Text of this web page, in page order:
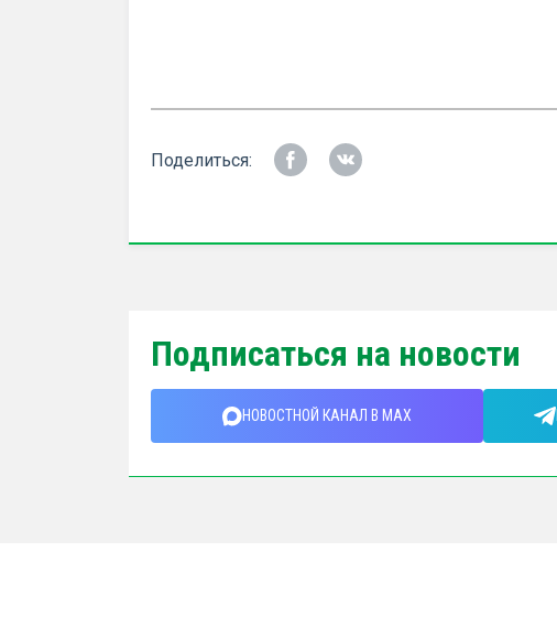
Поделиться:
Подписаться на новости
НОВОСТНОЙ КАНАЛ В MAX